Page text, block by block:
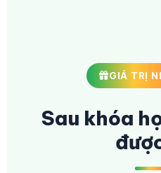
GIÁ TRỊ
Sau khóa